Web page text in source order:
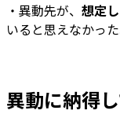
・異動先が、 想定
いると思えなかっ
異動に納得